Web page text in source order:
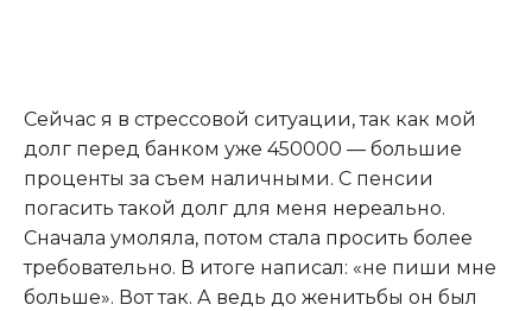
Сейчас я в стрессовой ситуации, так как мой
долг перед банком уже 450000 — большие
проценты за съем наличными. С пенсии
погасить такой долг для меня нереально.
Сначала умоляла, потом стала просить более
требовательно. В итоге написал: «не пиши мне
больше». Вот так. А ведь до женитьбы он был